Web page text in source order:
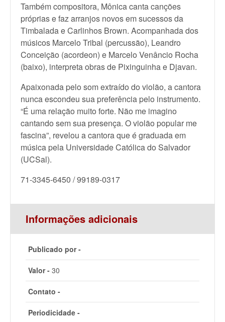
Também compositora, Mônica canta canções
próprias e faz arranjos novos em sucessos da
Timbalada e Carlinhos Brown. Acompanhada dos
músicos Marcelo Tribal (percussão), Leandro
Conceição (acordeon) e Marcelo Venâncio Rocha
(baixo), interpreta obras de Pixinguinha e Djavan.
Apaixonada pelo som extraído do violão, a cantora
nunca escondeu sua preferência pelo instrumento.
“É uma relação muito forte. Não me imagino
cantando sem sua presença. O violão popular me
fascina”, revelou a cantora que é graduada em
música pela Universidade Católica do Salvador
(UCSal).
71-3345-6450 / 99189-0317
Informações adicionais
Publicado por -
Valor - 30
Contato -
Periodicidade -